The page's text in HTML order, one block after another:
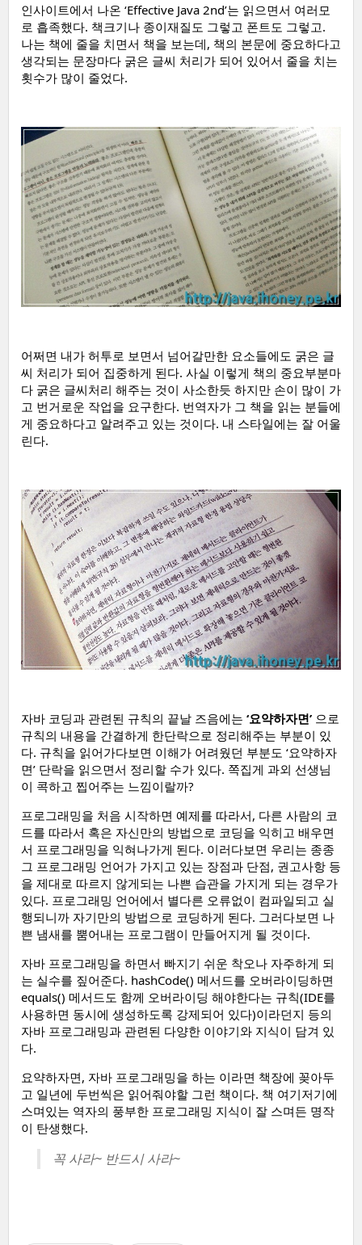
인사이트에서 나온 ‘Effective Java 2nd’는 읽으면서 여러모
로 흡족했다. 책크기나 종이재질도 그렇고 폰트도 그렇고.
나는 책에 줄을 치면서 책을 보는데, 책의 본문에 중요하다고
생각되는 문장마다 굵은 글씨 처리가 되어 있어서 줄을 치는
횟수가 많이 줄었다.
어쩌면 내가 허투로 보면서 넘어갈만한 요소들에도 굵은 글
씨 처리가 되어 집중하게 된다. 사실 이렇게 책의 중요부분마
다 굵은 글씨처리 해주는 것이 사소한듯 하지만 손이 많이 가
고 번거로운 작업을 요구한다. 번역자가 그 책을 읽는 분들에
게 중요하다고 알려주고 있는 것이다. 내 스타일에는 잘 어울
린다.
자바 코딩과 관련된 규칙의 끝날 즈음에는 ‘요약하자면’ 으로
규칙의 내용을 간결하게 한단락으로 정리해주는 부분이 있
다. 규칙을 읽어가다보면 이해가 어려웠던 부분도 ‘요약하자
면’ 단락을 읽으면서 정리할 수가 있다. 쪽집게 과외 선생님
이 콕하고 찝어주는 느낌이랄까?
프로그래밍을 처음 시작하면 예제를 따라서, 다른 사람의 코
드를 따라서 혹은 자신만의 방법으로 코딩을 익히고 배우면
서 프로그래밍을 익혀나가게 된다. 이러다보면 우리는 종종
그 프로그래밍 언어가 가지고 있는 장점과 단점, 권고사항 등
을 제대로 따르지 않게되는 나쁜 습관을 가지게 되는 경우가
있다. 프로그래밍 언어에서 별다른 오류없이 컴파일되고 실
행되니까 자기만의 방법으로 코딩하게 된다. 그러다보면 나
쁜 냄새를 뿜어내는 프로그램이 만들어지게 될 것이다.
자바 프로그래밍을 하면서 빠지기 쉬운 착오나 자주하게 되
는 실수를 짚어준다. hashCode() 메서드를 오버라이딩하면
equals() 메서드도 함께 오버라이딩 해야한다는 규칙(IDE를
사용하면 동시에 생성하도록 강제되어 있다)이라던지 등의
자바 프로그래밍과 관련된 다양한 이야기와 지식이 담겨 있
다.
요약하자면, 자바 프로그래밍을 하는 이라면 책장에 꽂아두
고 일년에 두번씩은 읽어줘야할 그런 책이다. 책 여기저기에
스며있는 역자의 풍부한 프로그래밍 지식이 잘 스며든 명작
이 탄생했다.
꼭 사라~ 반드시 사라~